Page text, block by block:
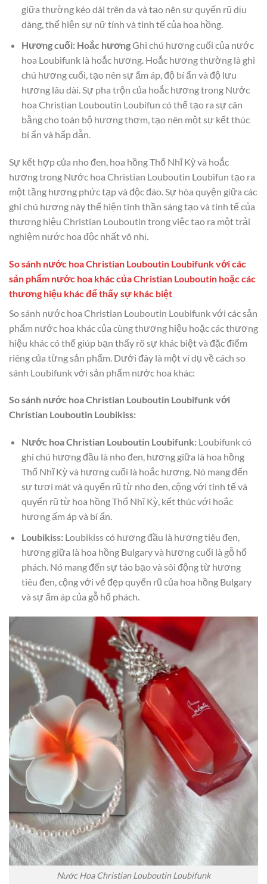
giữa thường kéo dài trên da và tạo nên sự quyến rũ dịu
dàng, thể hiện sự nữ tính và tinh tế của hoa hồng.
Hương cuối: Hoắc hươngGhi chú hương cuối của nước
hoa Loubifunk là hoắc hương. Hoắc hương thường là ghi
chú hương cuối, tạo nên sự ấm áp, độ bí ẩn và độ lưu
hương lâu dài. Sự pha trộn của hoắc hương trong Nước
hoa Christian Louboutin Loubifun có thể tạo ra sự cân
bằng cho toàn bộ hương thơm, tạo nên một sự kết thúc
bí ẩn và hấp dẫn.
Sự kết hợp của nho đen, hoa hồng Thổ Nhĩ Kỳ và hoắc
hương trong Nước hoa Christian Louboutin Loubifun tạo ra
một tầng hương phức tạp và độc đáo. Sự hòa quyện giữa các
ghi chú hương này thể hiện tinh thần sáng tạo và tinh tế của
thương hiệu Christian Louboutin trong việc tạo ra một trải
nghiệm nước hoa độc nhất vô nhị.
So sánh nước hoa Christian Louboutin Loubifunk với các
sản phẩm nước hoa khác của Christian Louboutin hoặc các
thương hiệu khác để thấy sự khác biệt
So sánh nước hoa Christian Louboutin Loubifunk với các sản
phẩm nước hoa khác của cùng thương hiệu hoặc các thương
hiệu khác có thể giúp bạn thấy rõ sự khác biệt và đặc điểm
riêng của từng sản phẩm. Dưới đây là một ví dụ về cách so
sánh Loubifunk với sản phẩm nước hoa khác:
So sánh nước hoa Christian Louboutin Loubifunk với
Christian Louboutin Loubikiss:
Nước hoa Christian Louboutin Loubifunk:Loubifunk có
ghi chú hương đầu là nho đen, hương giữa là hoa hồng
Thổ Nhĩ Kỳ và hương cuối là hoắc hương. Nó mang đến
sự tươi mát và quyến rũ từ nho đen, cộng với tinh tế và
quyến rũ từ hoa hồng Thổ Nhĩ Kỳ, kết thúc với hoắc
hương ấm áp và bí ẩn.
Loubikiss:Loubikiss có hương đầu là hương tiêu đen,
hương giữa là hoa hồng Bulgary và hương cuối là gỗ hổ
phách. Nó mang đến sự táo bạo và sôi động từ hương
tiêu đen, cộng với vẻ đẹp quyến rũ của hoa hồng Bulgary
và sự ấm áp của gỗ hổ phách.
Nước Hoa Christian Louboutin Loubifunk